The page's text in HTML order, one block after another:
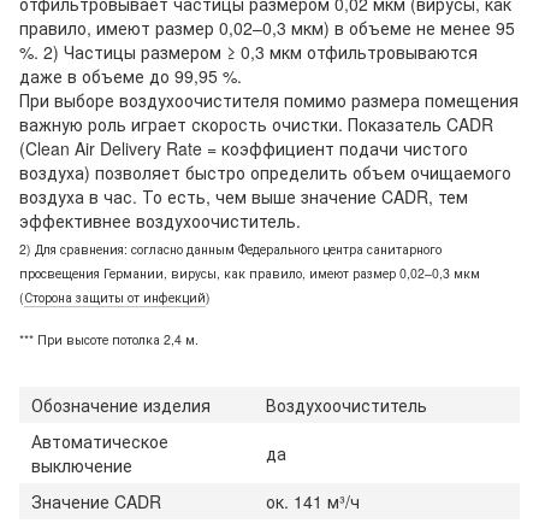
правило, имеют размер 0,02–0,3 мкм) в объеме не менее 95
%. 2) Частицы размером ≥ 0,3 мкм отфильтровываются
даже в объеме до 99,95 %.
При выборе воздухоочистителя помимо размера помещения
важную роль играет скорость очистки. Показатель CADR
(Clean Air Delivery Rate = коэффициент подачи чистого
воздуха) позволяет быстро определить объем очищаемого
воздуха в час. То есть, чем выше значение CADR, тем
эффективнее воздухоочиститель.
2) Для сравнения: согласно данным Федерального центра санитарного
просвещения Германии, вирусы, как правило, имеют размер 0,02–0,3 мкм
(Сторона защиты от инфекций)
*** При высоте потолка 2,4 м.
Обозначение изделия
Воздухоочиститель
Автоматическое
выключение
да
Значение CADR
ок. 141 м³/ч